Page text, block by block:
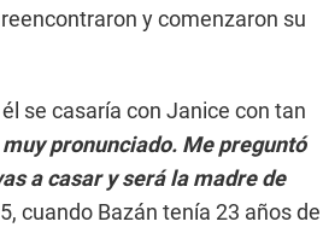
y comenzaron su
se casaría con Janice con tan
pronunciado. Me preguntó
a casar y será la madre de
cuando Bazán tenía 23 años de